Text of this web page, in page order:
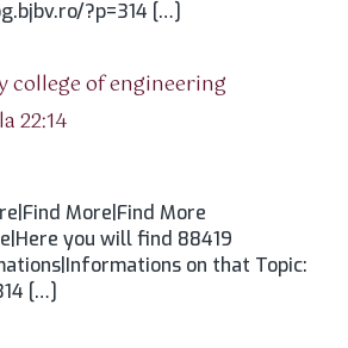
?p=314 […]
college of engineering
22:14
More|Find More
you will find 88419
on that Topic:
[…]